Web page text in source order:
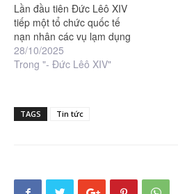
Lần đầu tiên Đức Lêô XIV
tiếp một tổ chức quốc tế
nạn nhân các vụ lạm dụng
28/10/2025
Trong "- Đức Lêô XIV"
TAGS Tin tức